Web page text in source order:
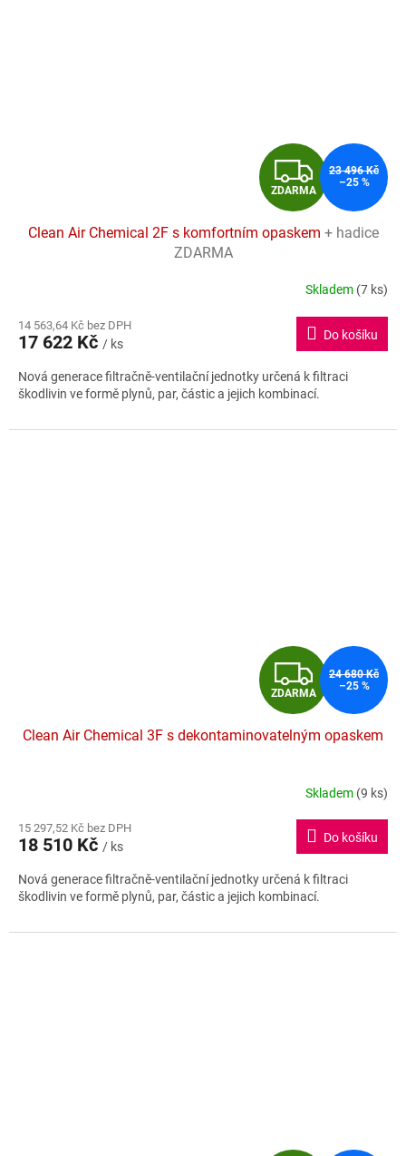
Z
D
A
R
M
A
ZDARMA
23 496 Kč
–25 %
Clean Air Chemical 2F s komfortním opaskem + hadice
ZDARMA
produktu
je
z
5
Skladem (7 ks)
14 563,64 Kč bez DPH
17 622 Kč / ks
Do košíku
Nová generace filtračně-ventilační jednotky určená k filtraci
škodlivin ve formě plynů, par, částic a jejich kombinací.
Z
D
A
R
M
A
ZDARMA
24 680 Kč
–25 %
Clean Air Chemical 3F s dekontaminovatelným opaskem
produktu
je
z
5
Skladem (9 ks)
15 297,52 Kč bez DPH
18 510 Kč / ks
Do košíku
Nová generace filtračně-ventilační jednotky určená k filtraci
škodlivin ve formě plynů, par, částic a jejich kombinací.